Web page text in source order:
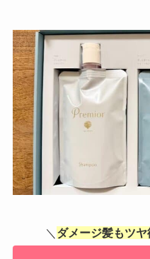
＼ ダメージ髪もツ